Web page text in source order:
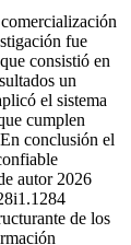
fue
consistió en
un
el sistema
cumplen
conclusión el
autor 2026
de los